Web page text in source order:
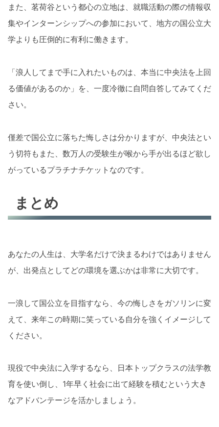
また、茗荷谷という都心の立地は、就職活動の際の情報収
集やインターンシップへの参加において、地方の国公立大
学よりも圧倒的に有利に働きます。
「浪人してまで手に入れたいものは、本当に中央法を上回
る価値があるのか」を、一度冷徹に自問自答してみてくだ
さい。
僅差で国公立に落ちた悔しさは分かりますが、中央法とい
う切符もまた、数万人の受験生が喉から手が出るほど欲し
がっているプラチナチケットなのです。
まとめ
あなたの人生は、大学名だけで決まるわけではありません
が、出発点としてどの環境を選ぶかは非常に大切です。
一浪して国公立を目指すなら、今の悔しさをガソリンに変
えて、来年この時期に笑っている自分を強くイメージして
ください。
現役で中央法に入学するなら、日本トップクラスの法学教
育を使い倒し、1年早く社会に出て経験を積むという大き
なアドバンテージを活かしましょう。